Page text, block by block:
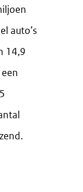
auto’s
14,9